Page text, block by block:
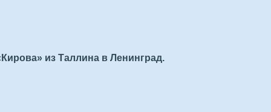
из Таллина в Ленинград.